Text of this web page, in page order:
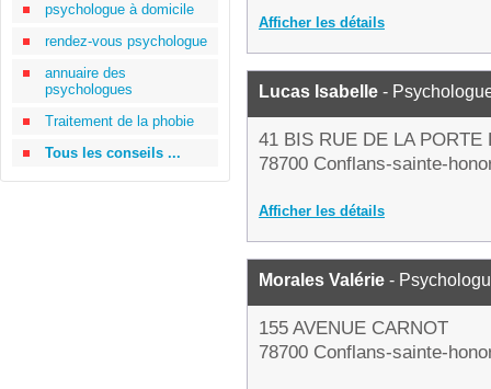
psychologue à domicile
rendez-vous psychologue
annuaire des
psychologues
Traitement de la phobie
Tous les conseils ...
Afficher les détails
Lucas Isabelle -
41 BIS RUE DE LA PORTE
78700 Conflans-sainte-
Afficher les détails
Morales Valérie -
155 AVENUE CARNOT
78700 Conflans-sainte-